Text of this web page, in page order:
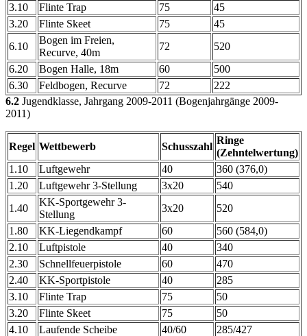
3.10
Flinte Trap 75
45
3.20
Flinte Skeet 75
45
6.10
Bogen im Freien,
Recurve, 40m
72
520
6.20
Bogen Halle, 18m 60
500
6.30
Feldbogen, Recurve 72
222
6.2 Jugendklasse, Jahrgang 2009-2011 (Bogenjahrgänge 2009-
2011)
Regel Wettbewerb Schusszahl
Ringe
(Zehntelwertung)
1.10
Luftgewehr 40
360 (376,0)
1.20
Luftgewehr 3-Stellung 3x20
540
1.40
KK-Sportgewehr 3-
Stellung
3x20
520
1.80
KK-Liegendkampf 60
560 (584,0)
2.10
Luftpistole 40
340
2.30
Schnellfeuerpistole 60
470
2.40
KK-Sportpistole 40
285
3.10
Flinte Trap 75
50
3.20
Flinte Skeet 75
50
4.10
Laufende Scheibe 40/60
285/427